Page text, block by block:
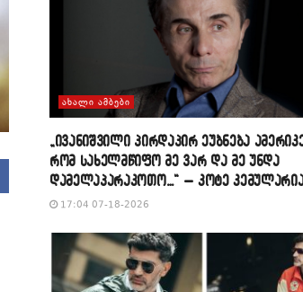
ᲐᲮᲐᲚᲘ ᲐᲛᲑᲔᲑᲘ
„ივანიშვილი პირდაპირ ეუბნება
რომ სახელმწიფო მე ვარ და მე უნდა
დამელაპარაკოთო…“ – კოტე
17:04 07-18-2026